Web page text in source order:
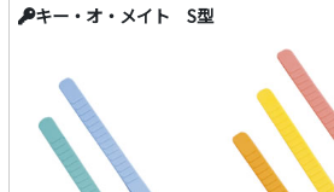
キー・オ・メイト S型